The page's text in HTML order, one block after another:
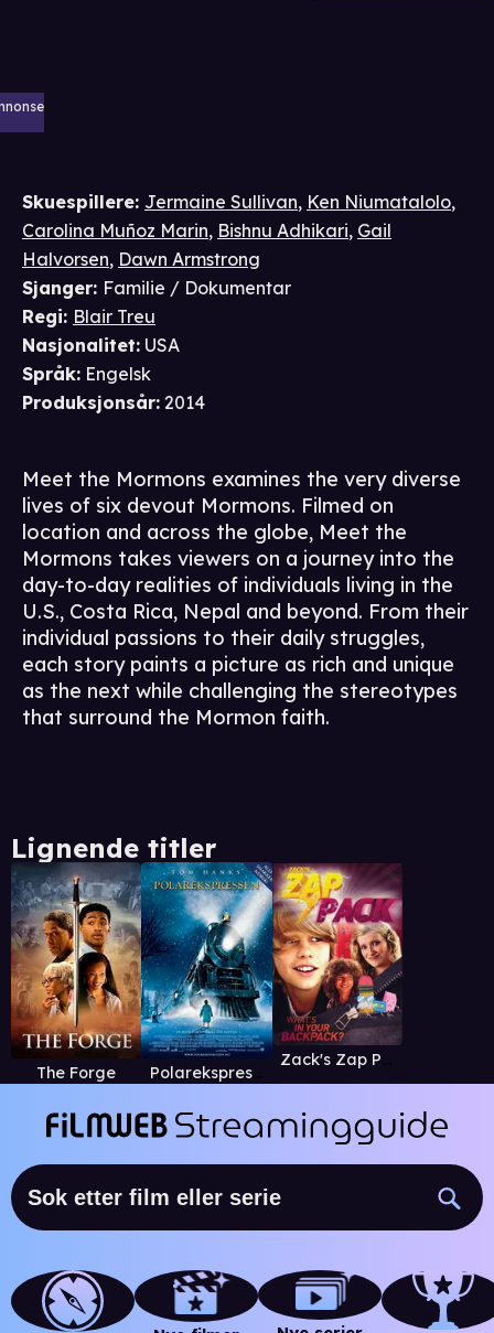
Skuespillere: Jermaine Sullivan, Ken Niumatalolo,
Carolina Muñoz Marin, Bishnu Adhikari, Gail
Halvorsen, Dawn Armstrong
Sjanger: Familie / Dokumentar
Regi: Blair Treu
Nasjonalitet: USA
Språk: Engelsk
Produksjonsår: 2014
Meet the Mormons examines the very diverse
lives of six devout Mormons. Filmed on
location and across the globe, Meet the
Mormons takes viewers on a journey into the
day-to-day realities of individuals living in the
U.S., Costa Rica, Nepal and beyond. From their
individual passions to their daily struggles,
each story paints a picture as rich and unique
as the next while challenging the stereotypes
that surround the Mormon faith.
Lignende titler
The Forge Polarekspressen
Zack's Zap Pack